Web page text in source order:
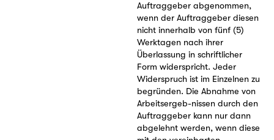
Auftraggeber abgenommen,
wenn der Auftraggeber diesen
nicht innerhalb von fünf (5)
Werktagen nach ihrer
Überlassung in schriftlicher
Form widerspricht. Jeder
Widerspruch ist im Einzelnen zu
begründen. Die Abnahme von
Arbeitsergeb-nissen durch den
Auftraggeber kann nur dann
abgelehnt werden, wenn diese